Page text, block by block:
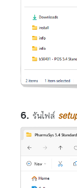
รันไฟล์